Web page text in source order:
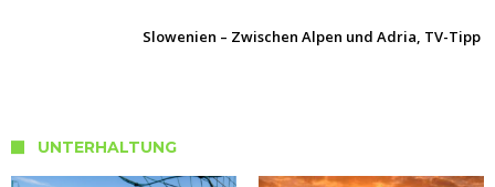
Slowenien – Zwischen Alpen und Adria, TV-Tipp
UNTERHALTUNG